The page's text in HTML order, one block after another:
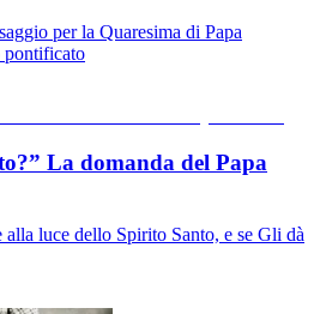
per la Quaresima di Papa
pontificato
La domanda del Papa
alla luce dello Spirito Santo, e se Gli dà